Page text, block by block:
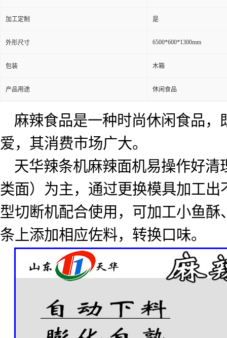
加工定制 是
外形尺寸 6500*600*1300mm
包装 木箱
产品用途 休闲食品
麻辣食品是一种时尚休闲食品
爱，其消费市场广大。
天华辣条机麻辣面机易操作好
类面）为主，通过更换模具加工
型切断机配合使用，可加工小鱼
条上添加相应佐料，转换口味。